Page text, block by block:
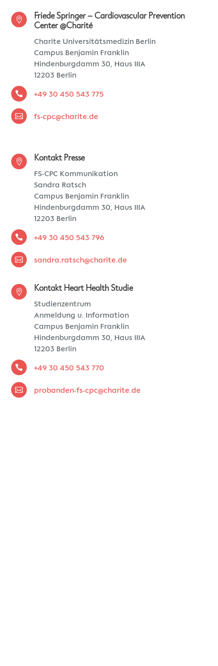

Friede Springer – Cardiovascular Prevention
Center @Charité
Charite Universitätsmedizin Berlin
Campus Benjamin Franklin
Hindenburgdamm 30, Haus IIIA
12203 Berlin
 +49 30 450 543 775
 fs-cpc@charite.de
 Kontakt Presse
FS-CPC Kommunikation
Sandra Ratsch
Campus Benjamin Franklin
Hindenburgdamm 30, Haus IIIA
12203 Berlin
 +49 30 450 543 796
 sandra.ratsch@charite.de
 Kontakt Heart Health Studie
Studienzentrum
Anmeldung u. Information
Campus Benjamin Franklin
Hindenburgdamm 30, Haus IIIA
12203 Berlin
 +49 30 450 543 770
 probanden-fs-cpc@charite.de